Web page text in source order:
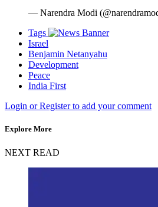
— Narendra Modi
Tags
Israel
Benjamin Netanyahu
Development
Peace
India First
Login or Register to add your comment
Explore More
NEXT READ